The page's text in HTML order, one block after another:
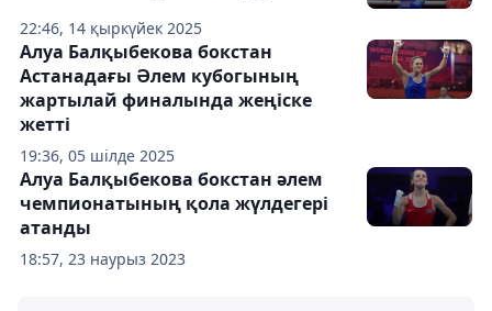
22:46, 14 қыркүйек 2025
19:36, 05 шілде 2025
Алуа Балқыбекова бокстан
Астанадағы Әлем кубогының
жартылай финалында жеңіске
жетті
18:57, 23 наурыз 2023
Алуа Балқыбекова бокстан әлем
чемпионатының қола жүлдегері
атанды